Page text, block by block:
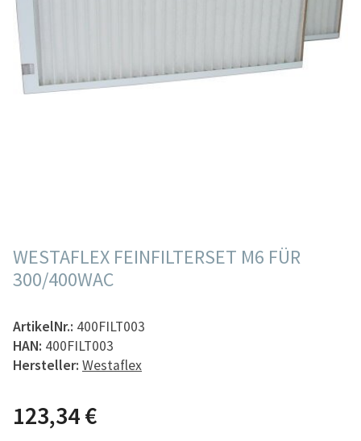
WESTAFLEX FEINFILTERSET M6 FÜR
300/400WAC
ArtikelNr.: 400FILT003
HAN: 400FILT003
Hersteller: Westaflex
123,34 €